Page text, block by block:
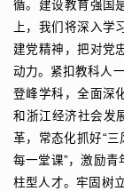
循。建设教育强国
上，我们将深入学
建党精神，把对党
动力。紧扣教科人
登峰学科，全面深
和浙江经济社会发
革，常态化抓好“
每一堂课”，激励
柱型人才。牢固树